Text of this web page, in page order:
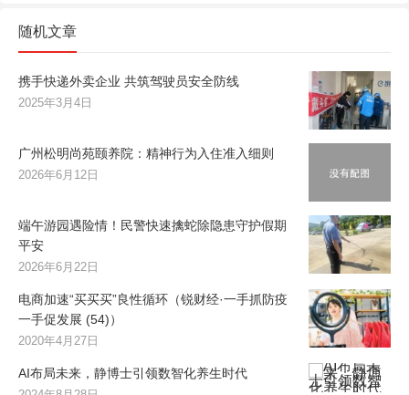
随机文章
携手快递外卖企业 共筑驾驶员安全防线
2025年3月4日
广州松明尚苑颐养院：精神行为入住准入细则
2026年6月12日
端午游园遇险情！民警快速擒蛇除隐患守护假期
平安
2026年6月22日
电商加速“买买买”良性循环（锐财经·一手抓防疫
一手促发展 (54)）
2020年4月27日
AI布局未来，静博士引领数智化养生时代